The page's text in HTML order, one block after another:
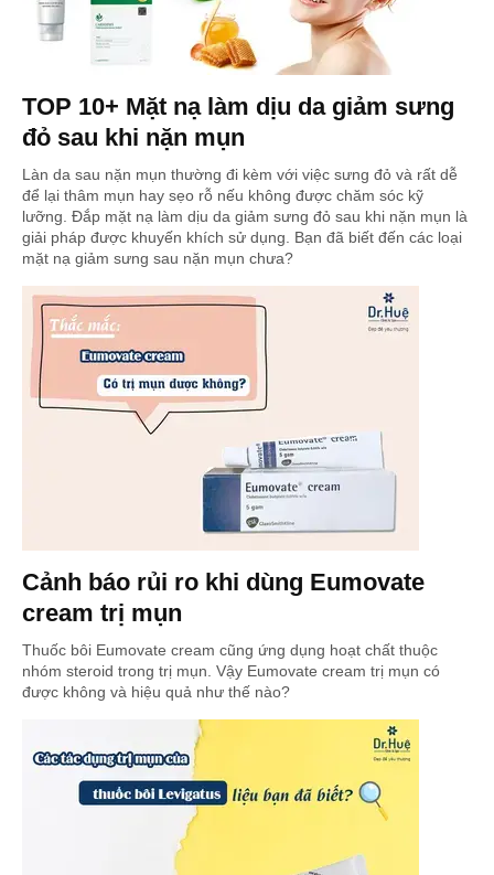
TOP 10+ Mặt nạ làm dịu da giảm sưng
đỏ sau khi nặn mụn
Làn da sau nặn mụn thường đi kèm với việc sưng đỏ và rất dễ
để lại thâm mụn hay sẹo rỗ nếu không được chăm sóc kỹ
lưỡng. Đắp mặt nạ làm dịu da giảm sưng đỏ sau khi nặn mụn là
giải pháp được khuyến khích sử dụng. Bạn đã biết đến các loại
mặt nạ giảm sưng sau nặn mụn chưa?
Cảnh báo rủi ro khi dùng Eumovate
cream trị mụn
Thuốc bôi Eumovate cream cũng ứng dụng hoạt chất thuộc
nhóm steroid trong trị mụn. Vậy Eumovate cream trị mụn có
được không và hiệu quả như thế nào?